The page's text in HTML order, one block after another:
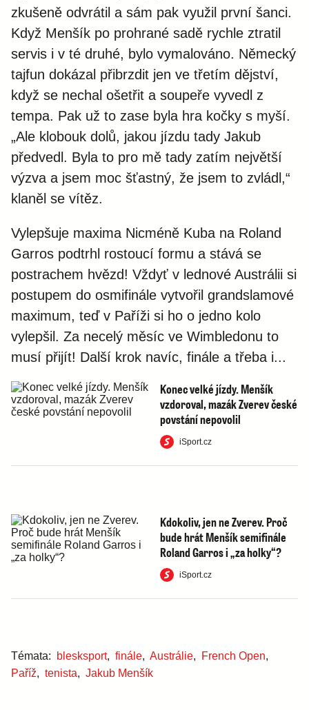
zkušeně odvrátil a sám pak využil první šanci.
Když Menšík po prohrané sadě rychle ztratil
servis i v té druhé, bylo vymalováno. Německý
tajfun dokázal přibrzdit jen ve třetím dějství,
když se nechal ošetřit a soupeře vyvedl z
tempa. Pak už to zase byla hra kočky s myší.
„Ale klobouk dolů, jakou jízdu tady Jakub
předvedl. Byla to pro mě tady zatím největší
výzva a jsem moc šťastný, že jsem to zvládl,“
klaněl se vítěz.
Vylepšuje maxima Nicméně Kuba na Roland
Garros podtrhl rostoucí formu a stává se
postrachem hvězd! Vždyť v lednové Austrálii si
postupem do osmifinále vytvořil grandslamové
maximum, teď v Paříži si ho o jedno kolo
vylepšil. Za necelý měsíc ve Wimbledonu to
musí přijít! Další krok navíc, finále a třeba i...
Konec velké jízdy. Menšík
vzdoroval, mazák Zverev české
povstání nepovolil
iSport.cz
Kdokoliv, jen ne Zverev. Proč
bude hrát Menšík semifinále
Roland Garros i „za holky“?
iSport.cz
Témata: blesksport, finále, Austrálie, French Open,
Paříž, tenista, Jakub Menšík